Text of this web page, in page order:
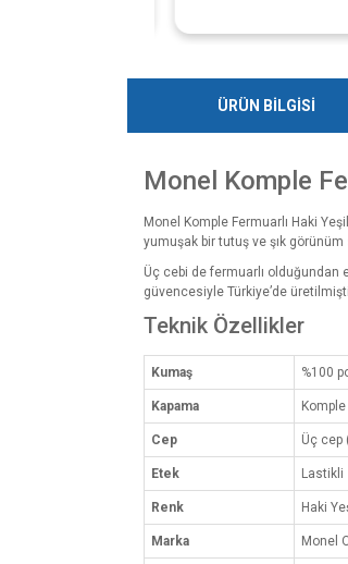
ÜRÜN BİLGİSİ
Monel Komple
Monel Komple Fermuarlı Haki
yumuşak bir tutuş ve şık görünüm
Üç cebi de fermuarlı olduğundan
güvencesiyle Türkiye’de
Teknik Özellikler
Kumaş %100
Kapama
Cep Üç cep
Etek Lastikli
Renk Haki
Marka Monel